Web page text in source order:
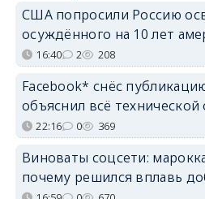
США попросили Россию
осуждённого на 10 лет
16:40 2 208
Facebook* снёс
объяснил всё
22:16 0 369
Виноваты соцсети:
почему решился вплавь